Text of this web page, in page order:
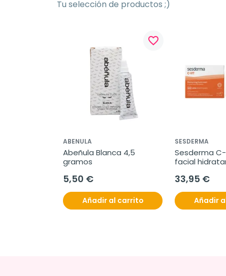
Tu selección de productos ;)
favorite_border
ABENULA
Abeñula Blanca 4,5
gramos
5,50 €
Añadir al carrito
SESDERMA
Sesderma
facial
33,95 €
Añadir